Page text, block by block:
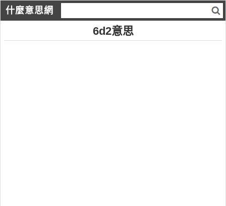
什麼意思網
6d2意思